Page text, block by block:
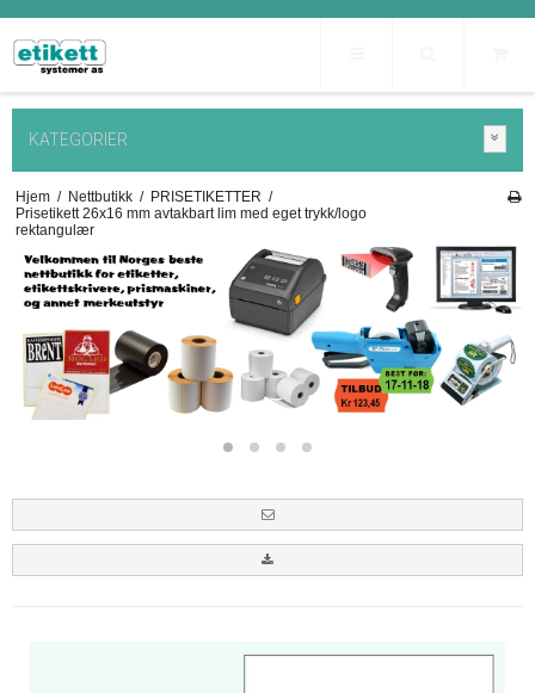
KATEGORIER
Hjem / Nettbutikk / PRISETIKETTER /
Prisetikett 26x16 mm avtakbart lim med eget trykk/logo
rektangulær